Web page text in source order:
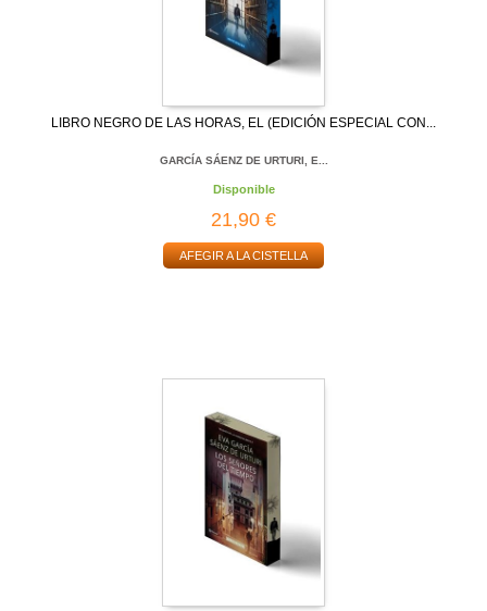
LIBRO NEGRO DE LAS HORAS, EL (EDICIÓN ESPECIAL CON...
GARCÍA SÁENZ DE URTURI, E...
Disponible
21,90 €
AFEGIR A LA CISTELLA